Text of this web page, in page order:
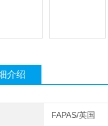
介绍
FAPAS/英国